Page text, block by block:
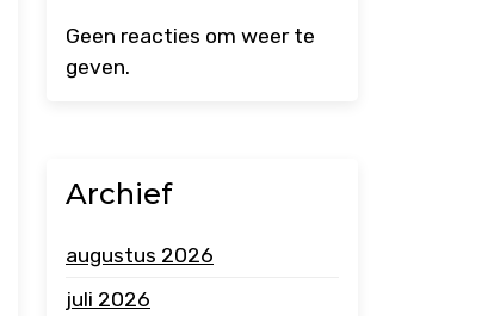
Geen reacties om weer te
geven.
Archief
augustus 2026
juli 2026